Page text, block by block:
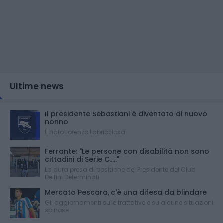
Ultime news
Il presidente Sebastiani è diventato di nuovo
nonno
È nato Lorenzo Labricciosa
Ferrante: "Le persone con disabilità non sono
cittadini di Serie C....."
La dura presa di posizione del Presidente del Club
Delfini Determinati
Mercato Pescara, c'è una difesa da blindare
Gli aggiornamenti sulle trattative e su alcune situazioni
spinose